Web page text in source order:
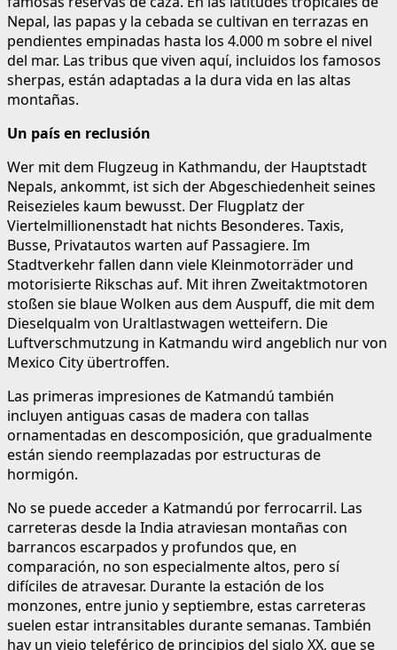
Nepal, las papas y la cebada se cultivan en terrazas en
pendientes empinadas hasta los 4.000 m sobre el nivel
del mar. Las tribus que viven aquí, incluidos los famosos
sherpas, están adaptadas a la dura vida en las altas
montañas.
Un país en reclusión
Wer mit dem Flugzeug in Kathmandu, der Hauptstadt
Nepals, ankommt, ist sich der Abgeschiedenheit seines
Reisezieles kaum bewusst. Der Flugplatz der
Viertelmillionenstadt hat nichts Besonderes. Taxis,
Busse, Privatautos warten auf Passagiere. Im
Stadtverkehr fallen dann viele Kleinmotorräder und
motorisierte Rikschas auf. Mit ihren Zweitaktmotoren
stoßen sie blaue Wolken aus dem Auspuff, die mit dem
Dieselqualm von Uraltlastwagen wetteifern. Die
Luftverschmutzung in Katmandu wird angeblich nur von
Mexico City übertroffen.
Las primeras impresiones de Katmandú también
incluyen antiguas casas de madera con tallas
ornamentadas en descomposición, que gradualmente
están siendo reemplazadas por estructuras de
hormigón.
No se puede acceder a Katmandú por ferrocarril. Las
carreteras desde la India atraviesan montañas con
barrancos escarpados y profundos que, en
comparación, no son especialmente altos, pero sí
difíciles de atravesar. Durante la estación de los
monzones, entre junio y septiembre, estas carreteras
suelen estar intransitables durante semanas. También
hay un viejo teleférico de principios del siglo XX, que se